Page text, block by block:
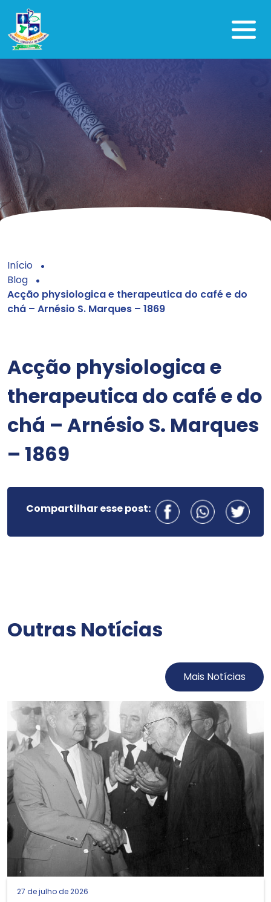
Início
Blog
Acção physiologica e therapeutica do café e do
chá – Arnésio S. Marques – 1869
Acção physiologica e
therapeutica do café e do
chá – Arnésio S. Marques
– 1869
Compartilhar esse post:
Outras Notícias
Mais Notícias
27 de julho de 2026